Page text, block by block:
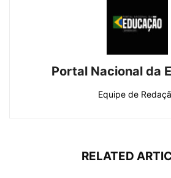
Portal Nacional da
Equipe de
RELATED